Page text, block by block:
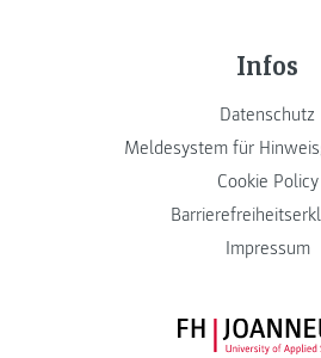
Infos
Datenschutz
Meldesystem für
Cookie Policy
Impressum